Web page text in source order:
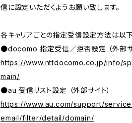
信に設定いただくようお願い致します。
各キャリアごとの指定受信設定方法は以下
●docomo 指定受信／拒否設定 （外部サ
https://www.nttdocomo.co.jp/info/
main/
●au 受信リスト設定 （外部サイト）
https://www.au.com/support/
email/filter/detail/domain/